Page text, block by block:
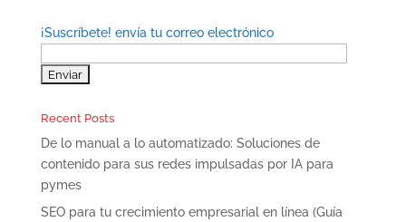
¡Suscríbete! envía tu correo electrónico
Recent Posts
De lo manual a lo automatizado: Soluciones de
contenido para sus redes impulsadas por IA para
pymes
SEO para tu crecimiento empresarial en línea (Guía